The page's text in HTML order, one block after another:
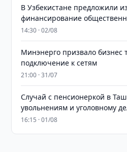
В Узбекистане предложили
финансирование
14:30 · 02/08
Минэнерго призвало бизнес
подключение к сетям
21:00 · 31/07
Случай с пенсионеркой в
увольнениям и уголовному
16:15 · 01/08